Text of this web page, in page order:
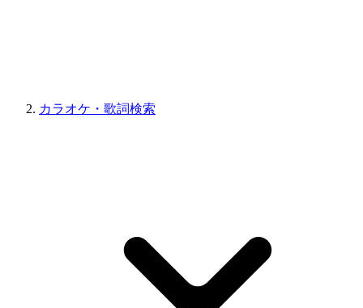
カラオケ・歌詞検索